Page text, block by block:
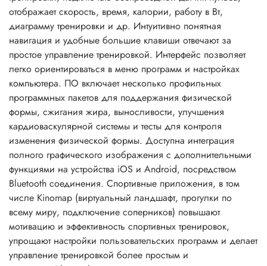
отображает скорость, время, калории, работу в Вт,
диаграмму тренировки и др. Интуитивно понятная
навигация и удобные большие клавиши отвечают за
простое управление тренировкой. Интерфейс позволяет
легко ориентироваться в меню программ и настройках
компьютера. ПО включает несколько профильных
программных пакетов для поддержания физической
формы, сжигания жира, выносливости, улучшения
кардиоваскулярной системы и тесты для контроля
изменения физической формы. Доступна интеграция
полного графического изображения c дополнительными
функциями на устройства iOS и Android, посредством
Bluetooth соединения. Спортивные приложения, в том
числе Kinomap (виртуальный ландшафт, прогулки по
всему миру, подключение соперников) повышают
мотивацию и эффективность спортивных тренировок,
упрощают настройки пользовательских программ и делает
управление тренировкой более простым и